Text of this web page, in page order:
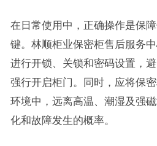
在日常使用中，正确操作是保
键。林顺柜业保密柜售后服务
进行开锁、关锁和密码设置，
强行开启柜门。同时，应将保
环境中，远离高温、潮湿及强
化和故障发生的概率。